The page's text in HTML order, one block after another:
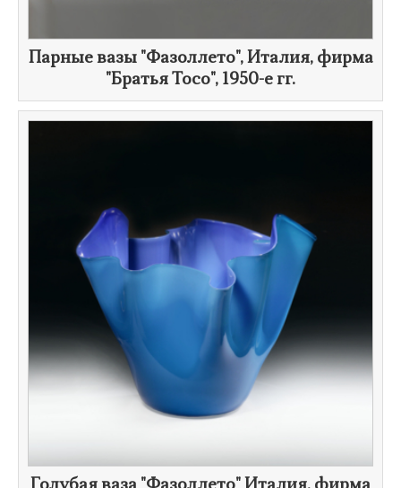
​Парные вазы "Фазоллето", Италия, фирма
"Братья Тосо", 1950-е гг.